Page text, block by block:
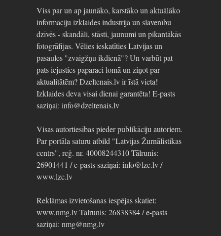
Viss par un ap jaunāko, karstāko un aktuālāko
informāciju izklaides industrijā un slavenību
dzīvēs - skandāli, stāsti, jaunumi un pikantākās
fotogrāfijas. Vēlies ieskatīties Latvijas un
pasaules "zvaigžņu ikdienā"? Un varbūt pat
pats iejusties paparaci lomā un ziņot par
aktualitātēm? Dzeltenais.lv ir īstā vieta!
Izklaides deva visai dienai garantēta! E-pasts
saziņai: info@dzeltenais.lv
Visas autortiesības pieder publikāciju autoriem.
Par portāla saturu atbild "Latvijas Žurnālistikas
centrs", reģ. nr. 40008244310 Tālrunis:
26901441 / e-pasts saziņai: info@lzc.lv /
www.lzc.lv
Reklāmas izvietošanas iespējas skatiet:
www.nmg.lv Tālrunis: 26838384 / e-pasts
saziņai: nmg@nmg.lv